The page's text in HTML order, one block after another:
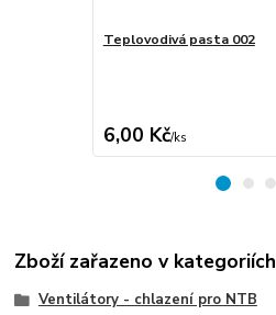
Teplovodivá pasta 002
6,00 Kč/ks
Zboží zařazeno v kategoriích
Ventilátory - chlazení pro NTB